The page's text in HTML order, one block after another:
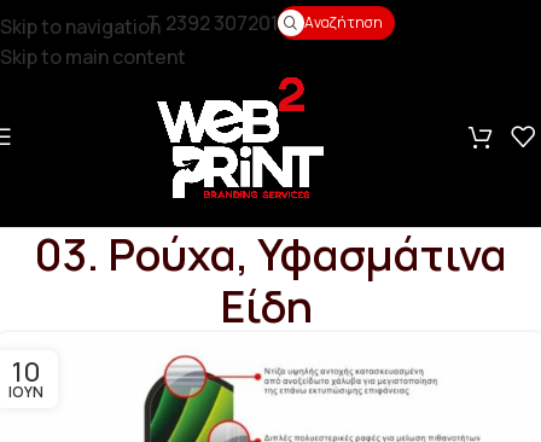
Skip to navigation
Skip to main content
T. 2392 307201 Αναζήτηση
03. Ρούχα, Υφασμάτινα
Είδη
10
ΙΟΎΝ